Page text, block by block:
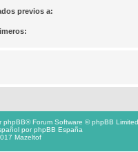
previos a:
phpBB® Forum Software © phpBB Limited
porphpBB España
Mazeltof